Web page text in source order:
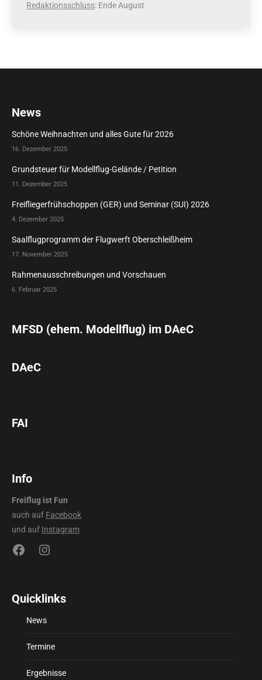
Redaktionsschluss: Ende August
News
Schöne Weihnachten und alles Gute für 2026
16. Dezember 2025
Grundsteuer für Modellflug-Gelände / Petition
11. Dezember 2025
Freifliegerfrühschoppen (GER) und Seminar (SUI) 2026
4. Dezember 2025
Saalflugprogramm der Flugwerft Oberschleißheim
17. November 2025
Rahmenausschreibungen und Vorschauen
6. Februar 2025
MFSD (ehem. Modellflug) im DAeC
DAeC
FAI
Info
Freiflug ist Fun
auch auf Facebook
und auf Instagram
FacebookInstagram
Quicklinks
News
Termine
Ergebnisse